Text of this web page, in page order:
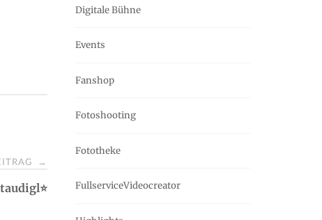
→
Digitale Bühne
Events
Fanshop
Fotoshooting
Fototheke
FullserviceVideocreator